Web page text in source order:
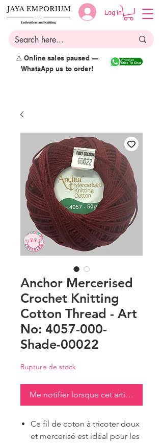
Log in
⚠️ Online sales paused —
WhatsApp us to order!
Anchor Mercerised
Crochet Knitting
Cotton Thread - Art
No: 4057-000-
Shade-00022
Rupture de stock
Me notifier lorsque cet article est
Ce fil de coton à tricoter doux
et mercerisé est idéal pour les